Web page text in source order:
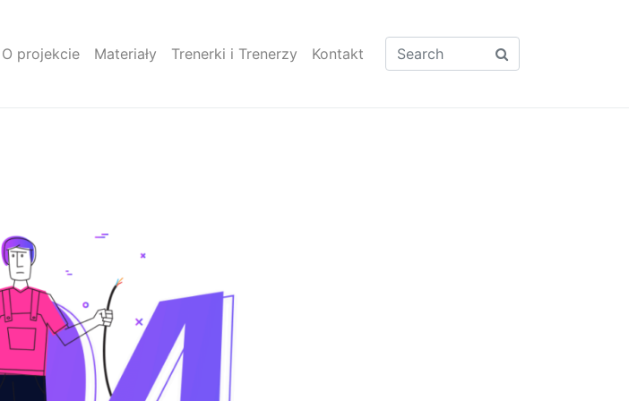
O projekcie Materiały Trenerki i Trenerzy​ Kontakt